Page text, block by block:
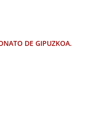
DE GIPUZKOA.